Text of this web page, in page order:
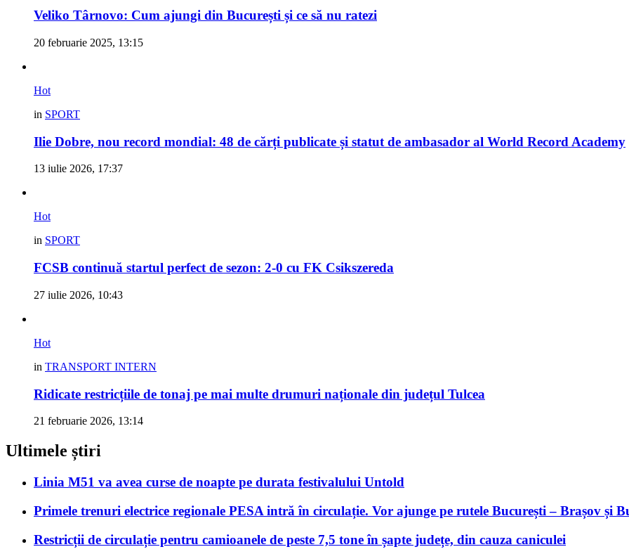
Veliko Târnovo: Cum ajungi din București și ce să nu ratezi
20 februarie 2025, 13:15
Hot
in SPORT
Ilie Dobre, nou record mondial: 48 de cărți publicate și statut de ambasador al World Record Academy
13 iulie 2026, 17:37
Hot
in SPORT
FCSB continuă startul perfect de sezon: 2-0 cu FK Csikszereda
27 iulie 2026, 10:43
Hot
in TRANSPORT INTERN
Ridicate restricțiile de tonaj pe mai multe drumuri naționale din județul Tulcea
21 februarie 2026, 13:14
Ultimele știri
Linia M51 va avea curse de noapte pe durata festivalului Untold
Primele trenuri electrice regionale PESA intră în circulație. Vor ajunge pe rutele București – Brașov și
Restricții de circulație pentru camioanele de peste 7,5 tone în șapte județe, din cauza caniculei